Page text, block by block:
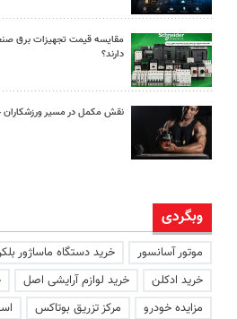
مقایسه قیمت تجهیزات برق
دارند؟
نقش مکمل در مسیر ورزشکاران
وبگردی
موتور آسانسور خرید دستگاه ماساژور
خرید ادکلن
خرید لوازم آرایشی اصل
مزایده خودرو
مرکز تزریق بوتاکس